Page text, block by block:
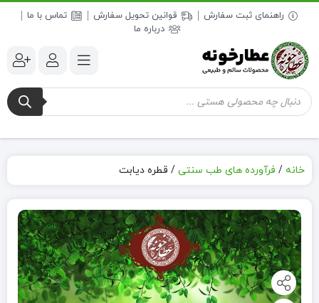
راهنمای ثبت سفارش قوانین تحویل سفارش
تماس با ما
درباره ما
جستجوی
محصولات
خانه / فرآورده های طب سنتی / قطره دیابت